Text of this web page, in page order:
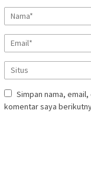
Simpan nama,
komentar saya